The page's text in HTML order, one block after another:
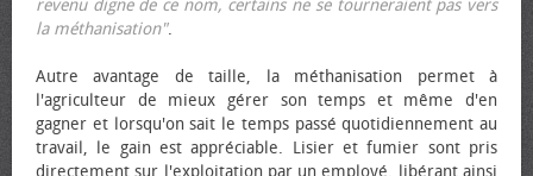
revenu digne de ce nom, certains ne se tourneraient pas vers
la méthanisation".
Autre avantage de taille, la méthanisation permet à
l'agriculteur de mieux gérer son temps et même d'en
gagner et lorsqu'on sait le temps passé quotidiennement au
travail, le gain est appréciable. Lisier et fumier sont pris
directement sur l'exploitation par un employé, libérant ainsi